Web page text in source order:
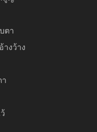
ตา
างว้าง